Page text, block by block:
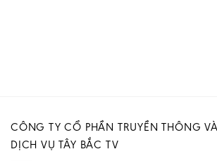
CÔNG TY CỔ PHẦN TRUYỀN THÔNG
DỊCH VỤ TÂY BẮC TV